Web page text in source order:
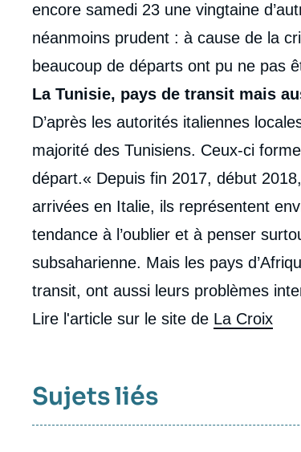
encore samedi 23 une vingtaine
néanmoins prudent : à cause de la
beaucoup de départs ont pu ne pas
La Tunisie, pays de transit mais
D’après les autorités italiennes
majorité des Tunisiens. Ceux-ci
départ.« Depuis fin 2017, début
arrivées en Italie, ils représentent
tendance à l’oublier et à penser
subsaharienne. Mais les pays
transit, ont aussi leurs problèmes
Lire l'article sur le site de La Croix
Sujets liés